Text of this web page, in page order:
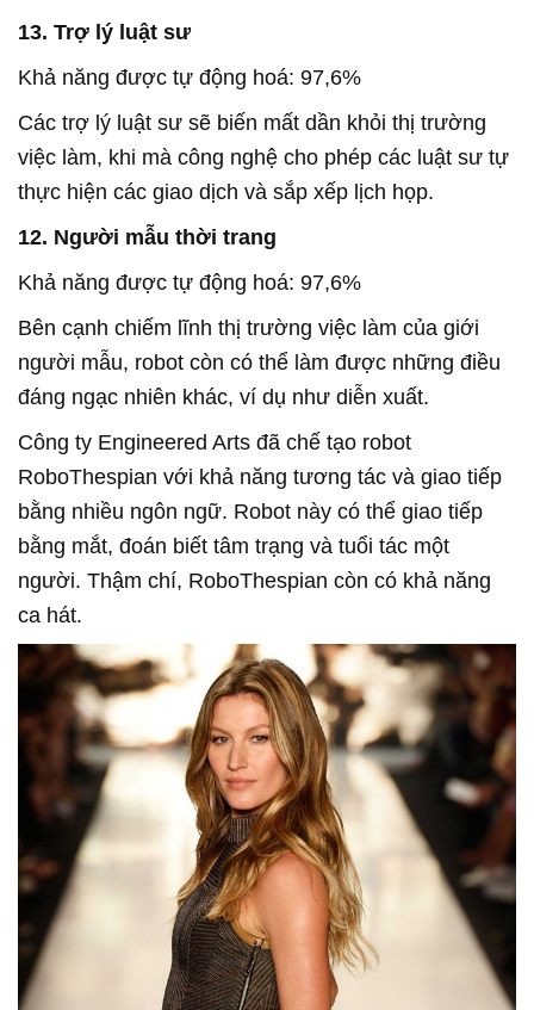
13. Trợ lý luật sư
Khả năng được tự động hoá: 97,6%
Các trợ lý luật sư sẽ biến mất dần khỏi thị trường
việc làm, khi mà công nghệ cho phép các luật sư tự
thực hiện các giao dịch và sắp xếp lịch họp.
12. Người mẫu thời trang
Khả năng được tự động hoá: 97,6%
Bên cạnh chiếm lĩnh thị trường việc làm của giới
người mẫu, robot còn có thể làm được những điều
đáng ngạc nhiên khác, ví dụ như diễn xuất.
Công ty Engineered Arts đã chế tạo robot
RoboThespian với khả năng tương tác và giao tiếp
bằng nhiều ngôn ngữ. Robot này có thể giao tiếp
bằng mắt, đoán biết tâm trạng và tuổi tác một
người. Thậm chí, RoboThespian còn có khả năng
ca hát.